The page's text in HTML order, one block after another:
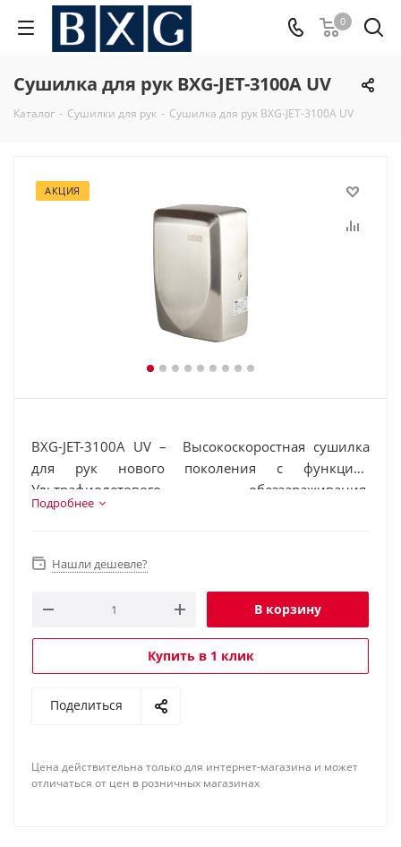
0
Сушилка для рук BXG-JET-3100А UV
Каталог - Сушилки для рук - Сушилка для рук BXG-JET-3100А UV
АКЦИЯ
BXG-JET-3100А UV – Высокоскоростная сушилка
для рук нового поколения с функцией
Ультрафиолетового обеззараживания.
Антивандальный корпус сушилки изготовлен из
304, устойчивой к физическому и химическому
воздействию.
Подробнее
Нашли дешевле?
В корзину
Купить в 1 клик
Поделиться
Цена действительна только для интернет-магазина и может
отличаться от цен в розничных магазинах